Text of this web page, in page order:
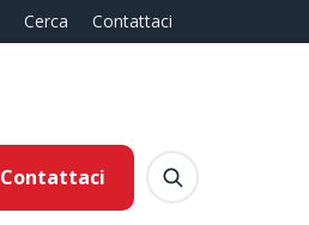
Cerca Contattaci
Contattaci